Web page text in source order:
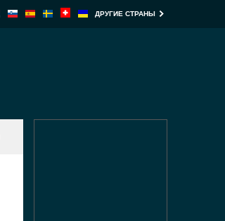
ДРУГИЕ СТРАНЫ